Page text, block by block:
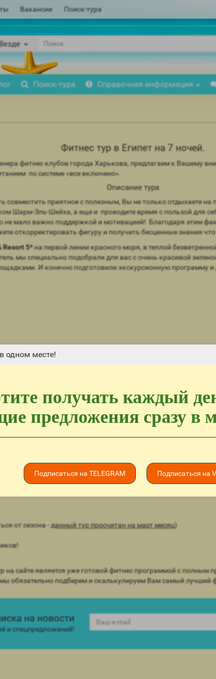
одном месте!
получать каждый
предложения сразу в
Подписаться на TELEGRAM Подписаться на
Вакансии Поиск-тура
Везде
Поиск-тура Справочная информация
Фитнес тур в Египет на 7 ночей.
фитнес клубов города Харькова, предлагаем к Вашему
по системе «все включено».
Описание тура
совместить приятное с полезным, Вы не только отдыхаете
Шарм-Эль-Шейха, а еще и проводите время с пользой для
мало важно поддержкой и мотивацией! Благодаря этим
откорректировать фигуру и получить бесценные знания
Resort 5*на первой линии красного моря, в теплой
мы специально подобрали для вас с очень красивой
И конечно подготовили экскурсионную программу
от сезона -данный тур просчитан на март месяц)
сайте является уже готовой фитнес программой с полным
обязательно подберем и скалькулируем Вам самый лучший
на новости
и спецпредложений!